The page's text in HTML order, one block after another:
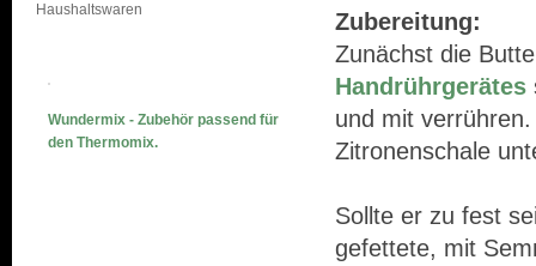
Haushaltswaren
Wundermix - Zubehör passend für
den Thermomix.
Zubereitung:
Zunächst die
Handrührgerätes
und mit
Zitronenschale
Sollte er zu fest
gefettete, mit